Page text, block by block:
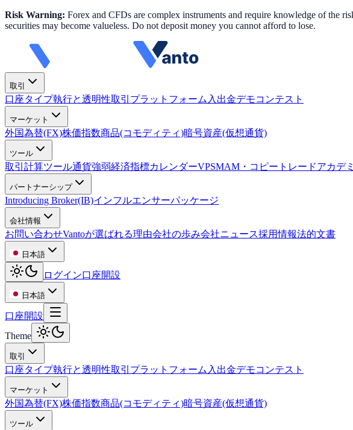
Risk Warning: Forex and CFDs are complex instruments and require knowledge of the
securities may become valueless. Do not deposit money you cannot afford to lose.
取引
口座タイプ執行と透明性取引プラットフォーム 入出金デモコンテスト
マーケット
外国為替(FX)株価指数商品(コモディティ)暗号資産(仮想通貨)
ツール
取引計算ツール通貨強弱経済指標カレンダーVPSMAM・コピートレードアカデ
パートナーシップ
Introducing Broker(IB)インフルエンサーパッケージ
会社情報
お問い合わせVantoが選ばれる理由会社の歩み会社ニュース採用情報法的文書
日本語
ログイン口座開設
日本語
口座開設
Theme
取引
口座タイプ執行と透明性取引プラットフォーム 入出金デモコンテスト
マーケット
外国為替(FX)株価指数商品(コモディティ)暗号資産(仮想通貨)
ツール